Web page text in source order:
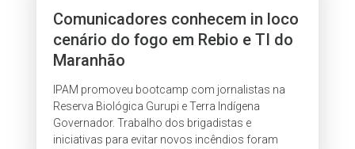
Comunicadores conhecem in loco
cenário do fogo em Rebio e TI do
Maranhão
IPAM promoveu bootcamp com jornalistas na
Reserva Biológica Gurupi e Terra Indígena
Governador. Trabalho dos brigadistas e
iniciativas para evitar novos incêndios foram